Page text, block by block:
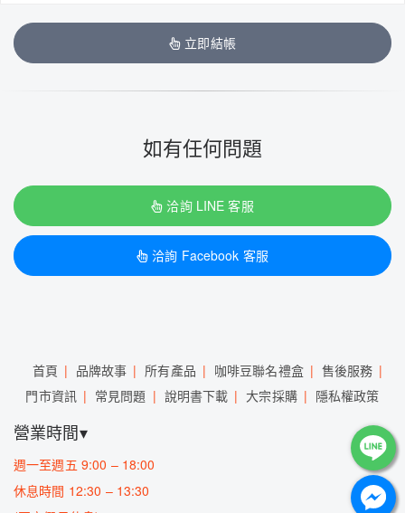
立即結帳
如有任何問題
洽詢 LINE 客服
洽詢 Facebook 客服
首頁 品牌故事 所有產品 咖啡豆聯名禮盒
售後服務
門市資訊
常見問題 說明書下載 大宗採購 隱私權政策
營業時間▾
週一至週五 9:00 – 18:00
休息時間 12:30 – 13:30